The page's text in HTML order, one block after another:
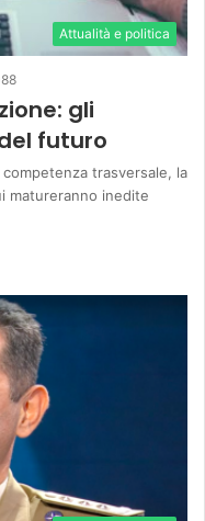
Attualità e politica
gli
futuro
trasversale, la
matureranno inedite